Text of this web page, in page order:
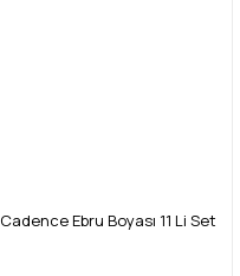
Cadence Ebru Boyası 11 Li Set